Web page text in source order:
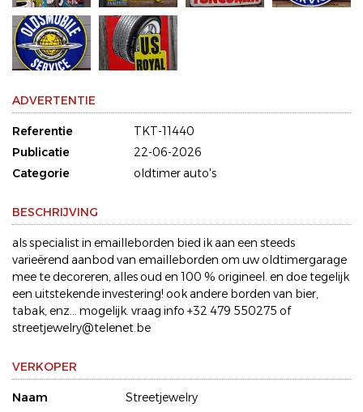
ADVERTENTIE
Referentie
TKT-11440
Publicatie
22-06-2026
Categorie
oldtimer auto's
BESCHRIJVING
als specialist in emailleborden bied ik aan een steeds
varieërend aanbod van emailleborden om uw oldtimergarage
mee te decoreren, alles oud en 100 % origineel. en doe tegelijk
een uitstekende investering! ook andere borden van bier,
tabak, enz... mogelijk. vraag info +32 479 550275 of
streetjewelry@telenet.be
VERKOPER
Naam
Streetjewelry